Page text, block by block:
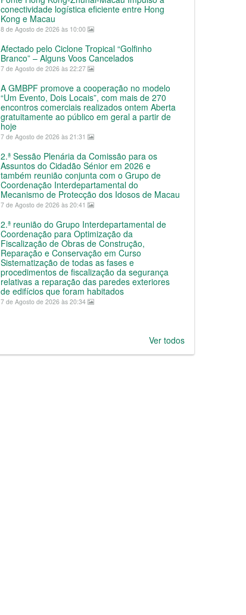
conectividade logística eficiente entre Hong
Kong e Macau
8 de Agosto de 2026 às 10:00
Afectado pelo Ciclone Tropical “Golfinho
Branco” – Alguns Voos Cancelados
7 de Agosto de 2026 às 22:27
A GMBPF promove a cooperação no modelo
“Um Evento, Dois Locais”, com mais de 270
encontros comerciais realizados ontem Aberta
gratuitamente ao público em geral a partir de
hoje
7 de Agosto de 2026 às 21:31
2.ª Sessão Plenária da Comissão para os
Assuntos do Cidadão Sénior em 2026 e
também reunião conjunta com o Grupo de
Coordenação Interdepartamental do
Mecanismo de Protecção dos Idosos de Macau
7 de Agosto de 2026 às 20:41
2.ª reunião do Grupo Interdepartamental de
Coordenação para Optimização da
Fiscalização de Obras de Construção,
Reparação e Conservação em Curso
Sistematização de todas as fases e
procedimentos de fiscalização da segurança
relativas a reparação das paredes exteriores
de edifícios que foram habitados
7 de Agosto de 2026 às 20:34
Ver todos